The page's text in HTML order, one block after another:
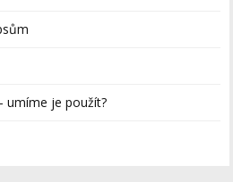
umíme je použít?